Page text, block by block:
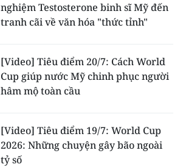
nghiệm Testosterone binh sĩ Mỹ đến
tranh cãi về văn hóa "thức tỉnh"
[Video] Tiêu điểm 20/7: Cách World
Cup giúp nước Mỹ chinh phục người
hâm mộ toàn cầu
[Video] Tiêu điểm 19/7: World Cup
2026: Những chuyện gây bão ngoài
tỷ số